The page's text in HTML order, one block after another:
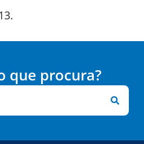
que procura?